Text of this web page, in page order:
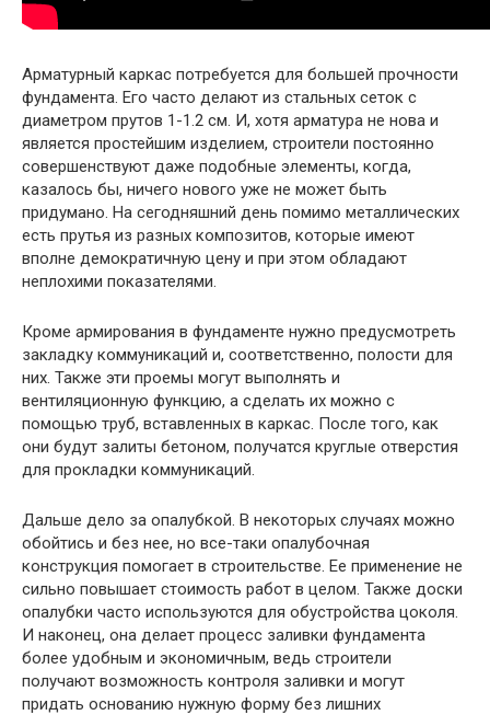
Арматурный каркас потребуется для большей прочности
фундамента. Его часто делают из стальных сеток с
диаметром прутов 1-1.2 см. И, хотя арматура не нова и
является простейшим изделием, строители постоянно
совершенствуют даже подобные элементы, когда,
казалось бы, ничего нового уже не может быть
придумано. На сегодняшний день помимо металлических
есть прутья из разных композитов, которые имеют
вполне демократичную цену и при этом обладают
неплохими показателями.
Кроме армирования в фундаменте нужно предусмотреть
закладку коммуникаций и, соответственно, полости для
них. Также эти проемы могут выполнять и
вентиляционную функцию, а сделать их можно с
помощью труб, вставленных в каркас. После того, как
они будут залиты бетоном, получатся круглые отверстия
для прокладки коммуникаций.
Дальше дело за опалубкой. В некоторых случаях можно
обойтись и без нее, но все-таки опалубочная
конструкция помогает в строительстве. Ее применение не
сильно повышает стоимость работ в целом. Также доски
опалубки часто используются для обустройства цоколя.
И наконец, она делает процесс заливки фундамента
более удобным и экономичным, ведь строители
получают возможность контроля заливки и могут
придать основанию нужную форму без лишних